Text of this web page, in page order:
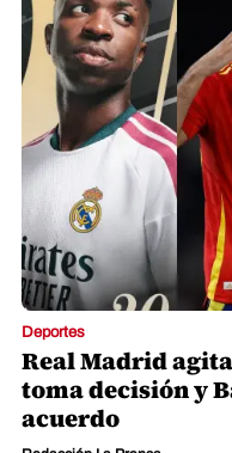
Deportes
Real Madrid
toma decisión y
acuerdo